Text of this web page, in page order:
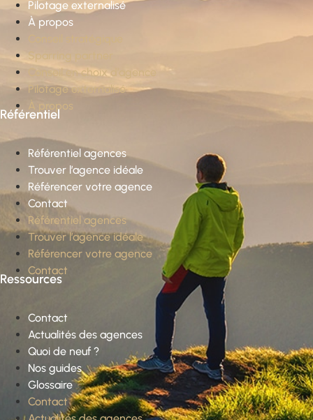
Pilotage externalisé
À propos
Sparring partner
Conseil en choix d’agence
Pilotage externalisé
À propos
Référentiel
Référentiel agences
Trouver l’agence idéale
Référencer votre agence
Contact
Référentiel agences
Trouver l’agence idéale
Référencer votre agence
Contact
Ressources
Contact
Actualités des agences
Quoi de neuf ?
Nos guides
Glossaire
Contact